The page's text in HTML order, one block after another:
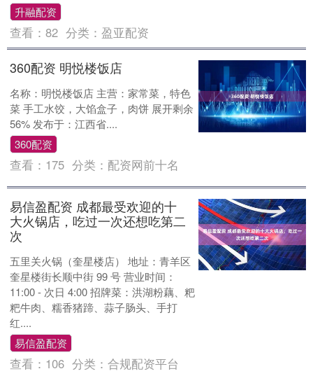
升融配资
查看：82 分类：盈亚配资
360配资 明悦楼饭店
名称：明悦楼饭店 主营：家常菜，特色
菜 手工水饺，大馅盒子，肉饼 展开剩余
56% 发布于：江西省....
360配资
查看： 175 分类： 配资网前十名
易信盈配资 成都最受欢迎的十
大火锅店，吃过一次还想吃第二
次
五里关火锅（奎星楼店） 地址：青羊区
奎星楼街长顺中街 99 号 营业时间：
11:00 - 次日 4:00 招牌菜：洪湖粉藕、粑
粑牛肉、糯香猪蹄、蒜子肠头、手打
红....
易信盈配资
查看： 106 分类：合规配资平台